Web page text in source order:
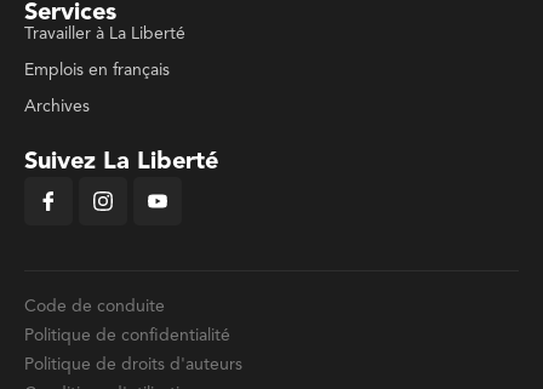
Services
Travailler à La Liberté
Emplois en français
Archives
Suivez La Liberté
Code de conduite
Politique de confidentialité
Politique de droits d'auteurs